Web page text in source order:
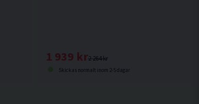
2 264 kr
1 939 kr
Skickas normalt inom 2-5 dagar